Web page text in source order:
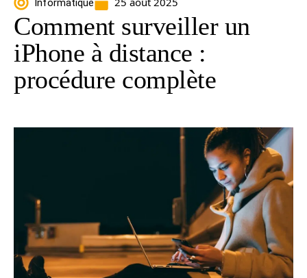
Comment surveiller un
iPhone à distance :
procédure complète